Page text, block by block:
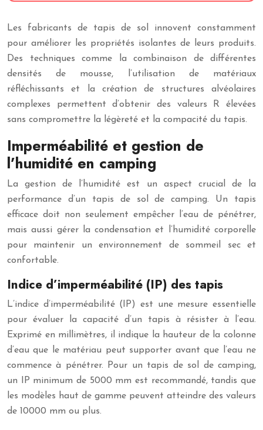
Les fabricants de tapis de sol innovent constamment
pour améliorer les propriétés isolantes de leurs produits.
Des techniques comme la combinaison de différentes
densités de mousse, l’utilisation de matériaux
réfléchissants et la création de structures alvéolaires
complexes permettent d’obtenir des valeurs R élevées
sans compromettre la légèreté et la compacité du tapis.
Imperméabilité et gestion de
l’humidité en camping
La gestion de l’humidité est un aspect crucial de la
performance d’un tapis de sol de camping. Un tapis
efficace doit non seulement empêcher l’eau de pénétrer,
mais aussi gérer la condensation et l’humidité corporelle
pour maintenir un environnement de sommeil sec et
confortable.
Indice d’imperméabilité (IP) des tapis
L’indice d’imperméabilité (IP) est une mesure essentielle
pour évaluer la capacité d’un tapis à résister à l’eau.
Exprimé en millimètres, il indique la hauteur de la colonne
d’eau que le matériau peut supporter avant que l’eau ne
commence à pénétrer. Pour un tapis de sol de camping,
un IP minimum de 5000 mm est recommandé, tandis que
les modèles haut de gamme peuvent atteindre des valeurs
de 10000 mm ou plus.